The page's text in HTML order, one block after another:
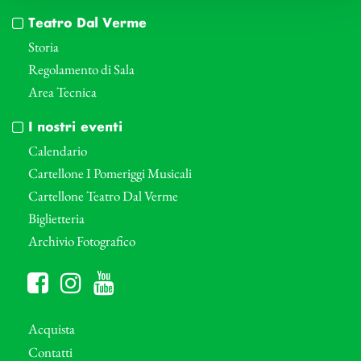
Teatro Dal Verme
Storia
Regolamento di Sala
Area Tecnica
I nostri eventi
Calendario
Cartellone I Pomeriggi Musicali
Cartellone Teatro Dal Verme
Biglietteria
Archivio Fotografico
Acquista
Contatti